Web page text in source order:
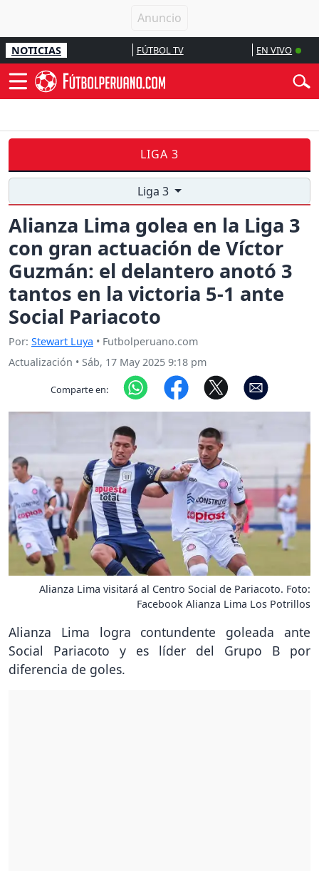
NOTICIAS FÚTBOL TV EN VIVO
LIGA 3
Liga 3
Alianza Lima golea en la Liga 3
con gran actuación de Víctor
Guzmán: el delantero anotó 3
tantos en la victoria 5-1 ante
Social Pariacoto
Por: Stewart Luya • Futbolperuano.com
Actualización • Sáb, 17 May 2025 9:18 pm
Comparte en:
Alianza Lima visitará al Centro Social de Pariacoto. Foto:
Facebook Alianza Lima Los Potrillos
Alianza Lima logra contundente goleada ante
Social Pariacoto y es líder del Grupo B por
diferencia de goles.